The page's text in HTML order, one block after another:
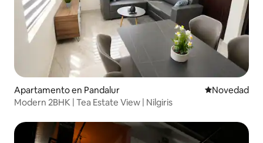
Apartamento en Pandalur Lugar para
Novedad
Modern 2BHK | Tea Estate View | Nilgiris